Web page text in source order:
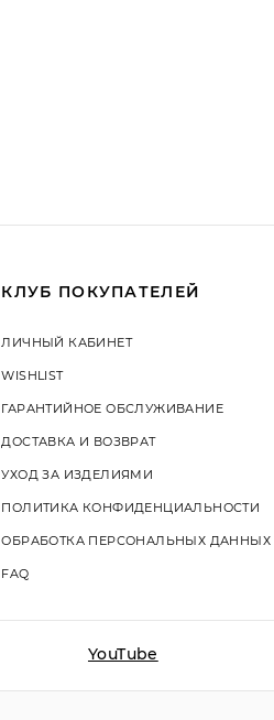
КЛУБ ПОКУПАТЕЛЕЙ
ЛИЧНЫЙ КАБИНЕТ
WISHLIST
ГАРАНТИЙНОЕ ОБСЛУЖИВАНИЕ
ДОСТАВКА И ВОЗВРАТ
УХОД ЗА ИЗДЕЛИЯМИ
ПОЛИТИКА КОНФИДЕНЦИАЛЬНОСТИ
ОБРАБОТКА ПЕРСОНАЛЬНЫХ ДАННЫХ
FAQ
Вы даете
YouTube